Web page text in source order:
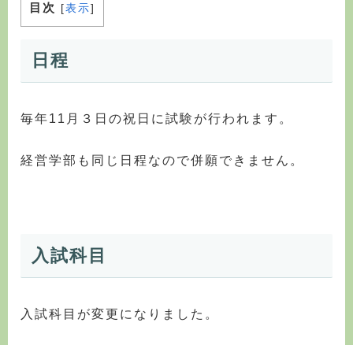
目次 [表示]
日程
毎年11月３日の祝日に試験が行われます。
経営学部も同じ日程なので併願できません。
入試科目
入試科目が変更になりました。